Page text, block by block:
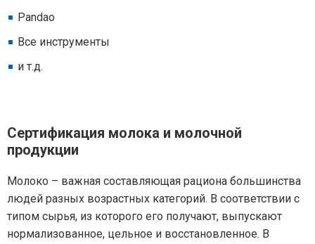
Pandao
Все инструменты
и т.д.
Сертификация молока и молочной
продукции
Молоко – важная составляющая рациона большинства
людей разных возрастных категорий. В соответствии с
типом сырья, из которого его получают, выпускают
нормализованное, цельное и восстановленное. В